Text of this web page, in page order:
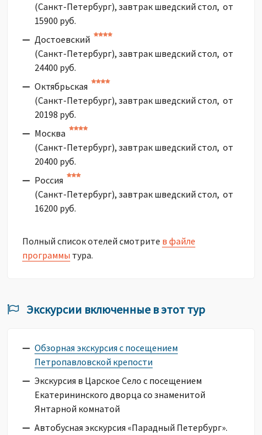
(Санкт-Петербург), завтрак шведский стол, от
15900 руб.
Достоевский
(Санкт-Петербург), завтрак шведский стол, от
24400 руб.
Октябрьская
(Санкт-Петербург), завтрак шведский стол, от
20198 руб.
Москва
(Санкт-Петербург), завтрак шведский стол, от
20400 руб.
Россия
(Санкт-Петербург), завтрак шведский стол, от
16200 руб.
Полный список отелей смотрите в файле
программы тура.
Экскурсии включенные в этот тур
Обзорная экскурсия с посещением
Петропавловской крепости
Экскурсия в Царское Село с посещением
Екатерининского дворца со знаменитой
Янтарной комнатой
Автобусная экскурсия «Парадный Петербург».